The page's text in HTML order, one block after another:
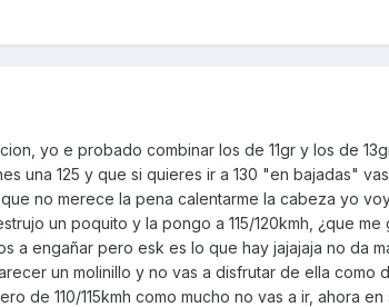
yo e probado combinar los de 11gr y los de
una 125 y que si quieres ir a 130 "en bajadas"
no merece la pena calentarme la cabeza yo
un poquito y la pongo a 115/120kmh, ¿que me
a engañar pero esk es lo que hay jajajaja no da
un molinillo y no vas a disfrutar de ella como
de 110/115kmh como mucho no vas a ir, ahora en